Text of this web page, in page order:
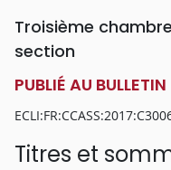
Troisième
section
PUBLIÉ AU BULLETIN
Titres et